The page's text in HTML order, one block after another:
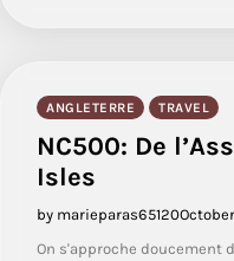
ANGLETERRE TRAVEL
NC500: De
Isles
by marieparas65120
On s'approche doucement